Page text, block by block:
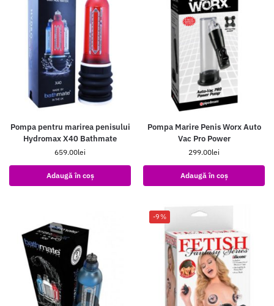
Pompa pentru marirea penisului
Hydromax X40 Bathmate
659.00lei
Adaugă în coș
Pompa Marire Penis Worx Auto
Vac Pro Power
299.00lei
Adaugă în coș
-9%